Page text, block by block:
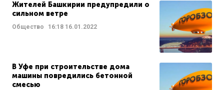
Жителей Башкирии предупредили о
сильном ветре
Общество 16:18 16.01.2022
В Уфе при строительстве дома
машины повредились бетонной
смесью